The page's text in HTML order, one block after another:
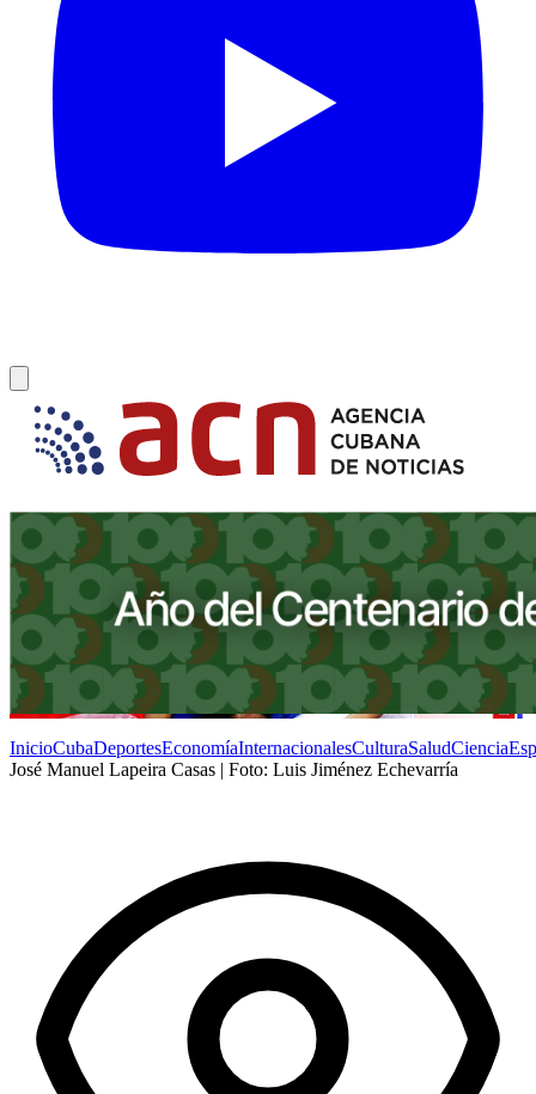
InicioCubaDeportesEconomíaInternacionalesCulturaSaludCiencia
José Manuel Lapeira Casas | Foto: Luis Jiménez Echevarría